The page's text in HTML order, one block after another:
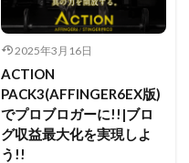
2025年3月16日
ACTION
PACK3(AFFINGER6EX版)
でプロブロガーに!!|ブロ
グ収益最大化を実現しよ
う!!